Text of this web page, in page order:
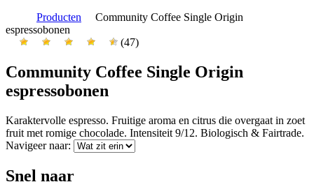
Producten
Community Coffee Single Origin
espressobonen
(47)
Community Coffee Single Origin
espressobonen
Karaktervolle espresso. Fruitige aroma en citrus die overgaat in zoet
fruit met romige chocolade. Intensiteit 9/12. Biologisch & Fairtrade.
Navigeer naar:
Snel naar